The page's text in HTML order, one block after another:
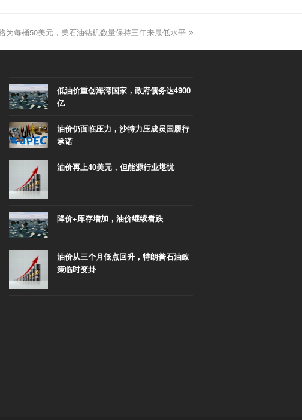
为每桶50美元，美石油钻机数量保持三年来最低水平
低油价重创海湾国家，政府债务达4900
亿
油价仍面临压力，沙特力压成员国履行
承诺
油价再上40美元，但能源行业堪忧
降价+库存增加，油价继续看跌
油价从三个月低点回升，特朗普石油政
策临时变卦